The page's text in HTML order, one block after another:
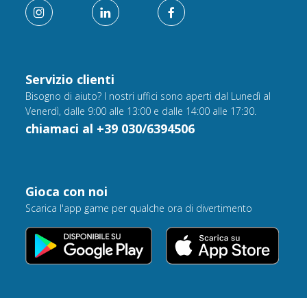
Servizio clienti
Bisogno di aiuto? I nostri uffici sono aperti dal Lunedì al
Venerdì, dalle 9:00 alle 13:00 e dalle 14:00 alle 17:30.
chiamaci al +39 030/6394506
Gioca con noi
Scarica l'app game per qualche ora di divertimento